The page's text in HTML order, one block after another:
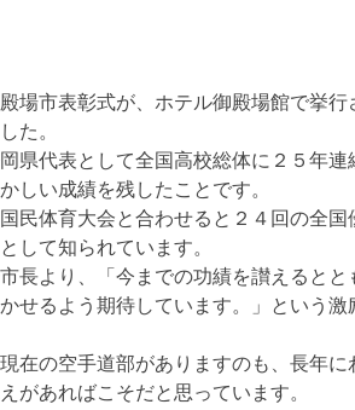
場市表彰式が、ホテル御殿場館で挙
た。
県代表として全国高校総体に２５年
しい成績を残したことです。
民体育大会と合わせると２４回の全
して知られています。
長より、「今までの功績を讃えると
せるよう期待しています。」という
在の空手道部がありますのも、長年
があればこそだと思っています。